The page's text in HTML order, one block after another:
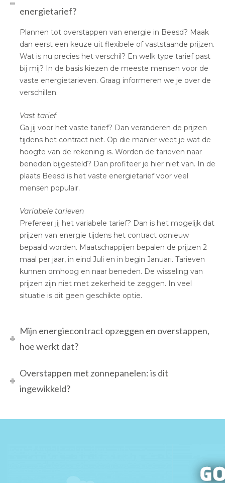
energietarief?
Plannen tot overstappen van energie in Beesd? Maak
dan eerst een keuze uit flexibele of vaststaande prijzen.
Wat is nu precies het verschil? En welk type tarief past
bij mij? In de basis kiezen de meeste mensen voor de
vaste energietarieven. Graag informeren we je over de
verschillen.
Vast tarief
Ga jij voor het vaste tarief? Dan veranderen de prijzen
tijdens het contract niet. Op die manier weet je wat de
hoogte van de rekening is. Worden de tarieven naar
beneden bijgesteld? Dan profiteer je hier niet van. In de
plaats Beesd is het vaste energietarief voor veel
mensen populair.
Variabele tarieven
Prefereer jij het variabele tarief? Dan is het mogelijk dat
prijzen van energie tijdens het contract opnieuw
bepaald worden. Maatschappijen bepalen de prijzen 2
maal per jaar, in eind Juli en in begin Januari. Tarieven
kunnen omhoog en naar beneden. De wisseling van
prijzen zijn niet met zekerheid te zeggen. In veel
situatie is dit geen geschikte optie.
Mijn energiecontract opzeggen en overstappen,
hoe werkt dat?
Overstappen met zonnepanelen: is dit
ingewikkeld?